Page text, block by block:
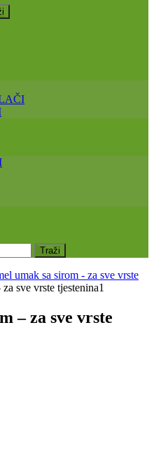
umak sa sirom - za sve vrste
sve vrste tjestenina1
– za sve vrste